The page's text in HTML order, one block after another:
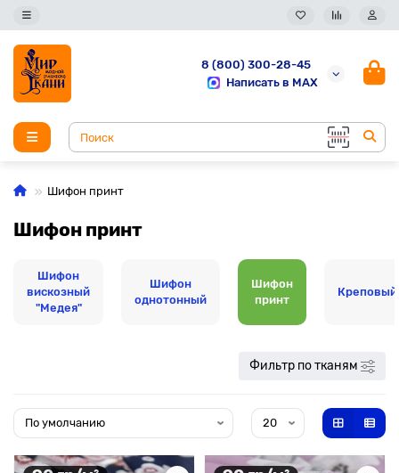
8 (800) 300-28-45
Написать в MAX
Шифон принт
Шифон принт
Шифон
вискозный
"Медея"
Шифон
однотонный
Шифон
принт
Креповый
Фильтр по тканям